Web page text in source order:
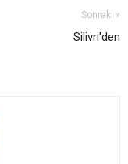
Sonraki »
Silivri'den